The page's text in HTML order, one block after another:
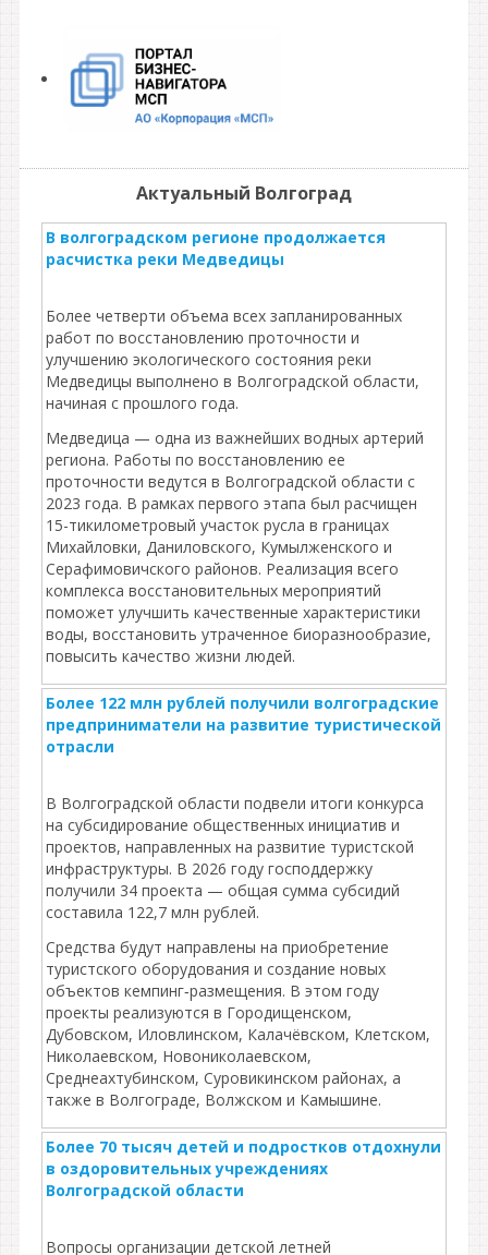
Актуальный Волгоград
В волгоградском регионе продолжается
расчистка реки Медведицы
Более четверти объема всех запланированных
работ по восстановлению проточности и
улучшению экологического состояния реки
Медведицы выполнено в Волгоградской области,
начиная с прошлого года.
Медведица — одна из важнейших водных артерий
региона. Работы по восстановлению ее
проточности ведутся в Волгоградской области с
2023 года. В рамках первого этапа был расчищен
15-тикилометровый участок русла в границах
Михайловки, Даниловского, Кумылженского и
Серафимовичского районов. Реализация всего
комплекса восстановительных мероприятий
поможет улучшить качественные характеристики
воды, восстановить утраченное биоразнообразие,
повысить качество жизни людей.
Более 122 млн рублей получили волгоградские
предприниматели на развитие туристической
отрасли
В Волгоградской области подвели итоги конкурса
на субсидирование общественных инициатив и
проектов, направленных на развитие туристской
инфраструктуры. В 2026 году господдержку
получили 34 проекта — общая сумма субсидий
составила 122,7 млн рублей.
Средства будут направлены на приобретение
туристского оборудования и создание новых
объектов кемпинг‑размещения. В этом году
проекты реализуются в Городищенском,
Дубовском, Иловлинском, Калачёвском, Клетском,
Николаевском, Новониколаевском,
Среднеахтубинском, Суровикинском районах, а
также в Волгограде, Волжском и Камышине.
Более 70 тысяч детей и подростков отдохнули
в оздоровительных учреждениях
Волгоградской области
Вопросы организации детской летней